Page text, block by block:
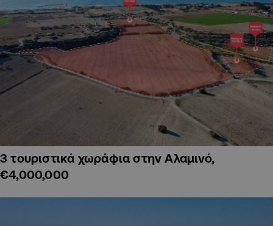
3 τουριστικά χωράφια στην Αλαμινό,
€4,000,000